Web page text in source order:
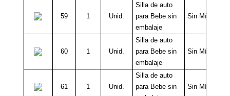
59 1 Unid.
Silla de auto
para Bebe sin
embalaje
Sin Mínimo
60 1 Unid.
Silla de auto
para Bebe sin
embalaje
Sin Mínimo
61 1 Unid.
Silla de auto
para Bebe sin
Sin Mínimo